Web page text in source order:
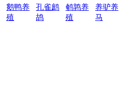
鹅鸭养
殖
孔雀鹧
鸪
鹌鹑养
殖
养驴养
马